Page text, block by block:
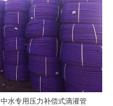
中水专用压力补偿式滴灌管